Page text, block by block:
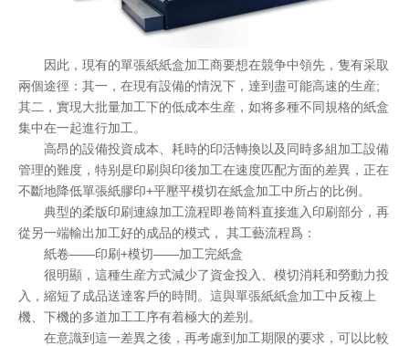
因此，現有的單張紙紙盒加工商要想在競争中領先，隻有采取
兩個途徑：其一，在現有設備的情況下，達到盡可能高速的生産;
其二，實現大批量加工下的低成本生産，如将多種不同規格的紙盒
集中在一起進行加工。
高昂的設備投資成本、耗時的印活轉換以及同時多組加工設備
管理的難度，特别是印刷與印後加工在速度匹配方面的差異，正在
不斷地降低單張紙膠印+平壓平模切在紙盒加工中所占的比例。
典型的柔版印刷連線加工流程即卷筒料直接進入印刷部分，再
從另一端輸出加工好的成品的模式， 其工藝流程爲：
紙卷——印刷+模切——加工完紙盒
很明顯，這種生産方式減少了資金投入、模切消耗和勞動力投
入，縮短了成品送達客戶的時間。這與單張紙紙盒加工中反複上
機、下機的多道加工工序有着極大的差别。
在意識到這一差異之後，再考慮到加工期限的要求，可以比較